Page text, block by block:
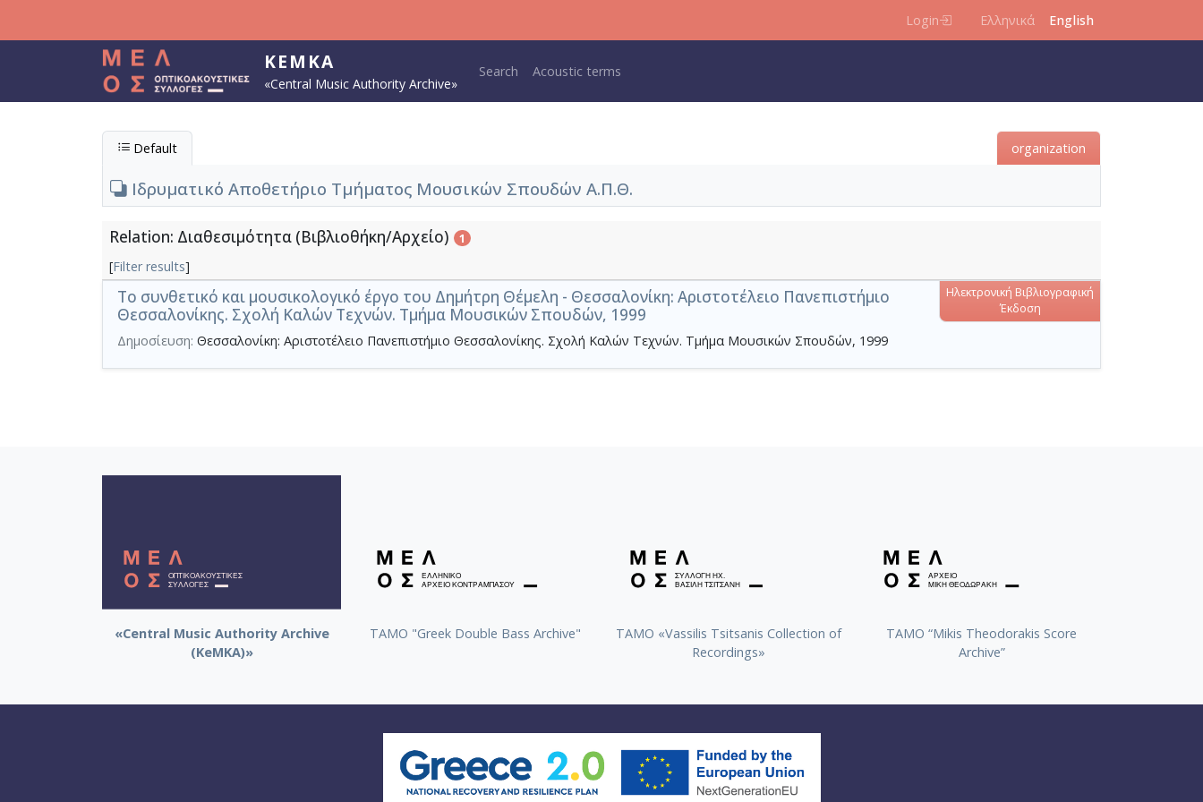
Login Ελληνικά English
KEMKA
«Central Music Authority Archive»
Main navigation
Search Acoustic terms
Default organization
Ιδρυματικό Αποθετήριο Τμήματος Μουσικών Σπουδών Α.Π.Θ.
Relation: Διαθεσιμότητα (Βιβλιοθήκη/Αρχείο) 1
[Filter results]
Το συνθετικό και μουσικολογικό έργο του Δημήτρη Θέμελη - Θεσσαλονίκη: Αριστοτέλειο Πανεπιστήμιο
Θεσσαλονίκης. Σχολή Καλών Τεχνών. Τμήμα Μουσικών Σπουδών, 1999
Ηλεκτρονική Βιβλιογραφική
Έκδοση
Δημοσίευση: Θεσσαλονίκη: Αριστοτέλειο Πανεπιστήμιο Θεσσαλονίκης. Σχολή Καλών Τεχνών. Τμήμα Μουσικών Σπουδών, 1999
«Central Music Authority Archive
(KeMKA)»
ΤΑΜΟ "Greek Double Bass Archive"
TAMO «Vassilis Tsitsanis Collection of
Recordings»
TAMO “Mikis Theodorakis Score
Archive”